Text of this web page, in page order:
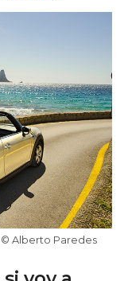
© Alberto Paredes